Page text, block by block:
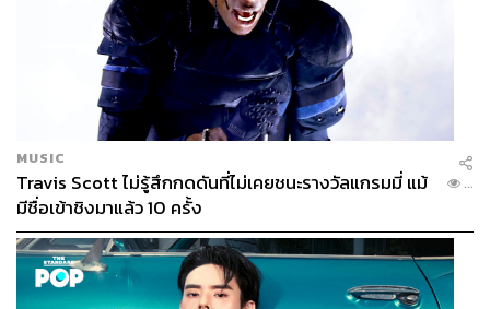
MUSIC
Travis Scott ไม่รู้สึกกดดันที่ไม่เคยชนะรางวัลแกรมมี่ แม้
มีชื่อเข้าชิงมาแล้ว 10 ครั้ง
...